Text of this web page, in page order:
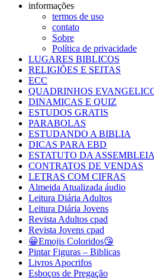
informações
termos de uso
contato
Sobre
Política de privacidade
LUGARES BIBLICOS
RELIGIÕES E SEITAS
ECC
QUADRINHOS
DINAMICAS E QUIZ
ESTUDOS GRATIS
PARABOLAS
ESTUDANDO A BIBLIA
DICAS PARA EBD
ESTATUTO DA ASSEMBLEIA
CONTRATOS DE VENDAS
LETRAS COM CIFRAS
Almeida Atualizada áudio
Leitura Diária Adultos
Leitura Diária Jovens
Revista Adultos cpad
Revista Jovens cpad
😀Emojis Coloridos😘
Pintar Figuras – Biblicas
Livros Apocrifos
Esboços de Pregação